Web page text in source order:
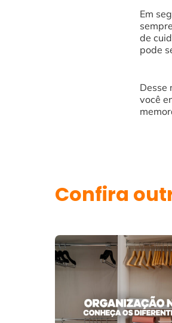
Em
de
pode
Desse
você
Confira